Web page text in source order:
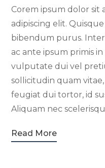
Corem ipsum dolor sit
adipiscing elit.
bibendum purus.
ac ante ipsum primis
vulputate dui vel
sollicitudin quam
feugiat dui tortor, id
Aliquam nec
Read More